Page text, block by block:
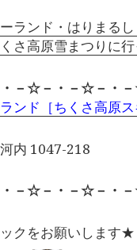
ランド・はりまる
さ高原雪まつりに
－☆－・－☆－・
ンド［ちくさ高原
内 1047-218
－☆－・－☆－・
クをお願いします★